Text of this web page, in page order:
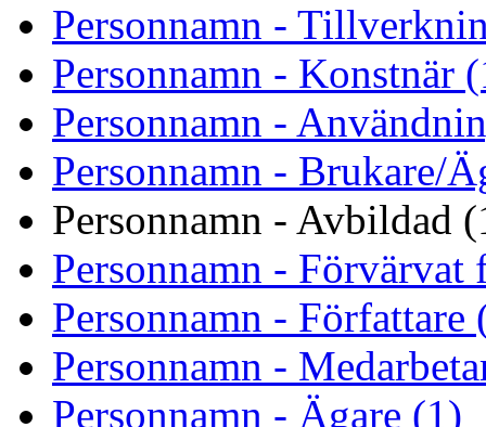
Personnamn -
Personnamn - Konstnär
Personnamn -
Personnamn - Brukare/
Personnamn - Avbildad
Personnamn - Förvärvat
Personnamn - Författare
Personnamn -
Personnamn - Ägare (1)